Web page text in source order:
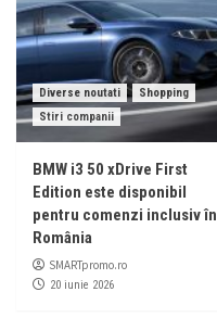
Diverse noutati
Shopping
Stiri companii
BMW i3 50 xDrive First
Edition este disponibil
pentru comenzi inclusiv în
România
SMARTpromo.ro
20 iunie 2026